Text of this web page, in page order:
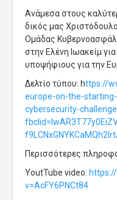
Ανάμεσα στους
δικός μας
Ομάδας
στην Ελένη Ιωακείμ
υποψήφιους για την
Δελτίο τύπου: https://
europe-on-the-
cybersecurity-
Περισσότερες
YoutTube video:
v=AcFY6PNCt84